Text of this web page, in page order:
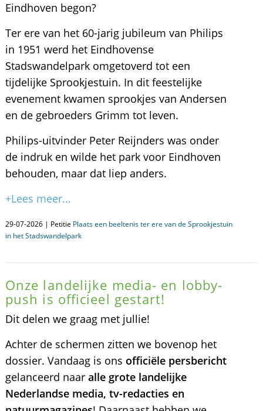
Eindhoven begon?
Ter ere van het 60-jarig jubileum van Philips
in 1951 werd het Eindhovense
Stadswandelpark omgetoverd tot een
tijdelijke Sprookjestuin. In dit feestelijke
evenement kwamen sprookjes van Andersen
en de gebroeders Grimm tot leven.
Philips-uitvinder Peter Reijnders was onder
de indruk en wilde het park voor Eindhoven
behouden, maar dat liep anders.
+Lees meer...
29-07-2026 | Petitie Plaats een beeltenis ter ere van de Sprookjestuin
in het Stadswandelpark
Onze landelijke media- en lobby-
push is officieel gestart!
Dit delen we graag met jullie!
Achter de schermen zitten we bovenop het
dossier. Vandaag is ons officiële persbericht
gelanceerd naar alle grote landelijke
Nederlandse media, tv-redacties en